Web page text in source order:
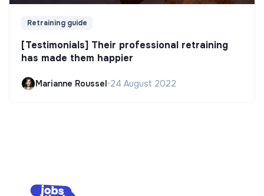
Retraining guide
[Testimonials] Their professional retraining
has made them happier
Marianne Roussel•24 August 2022